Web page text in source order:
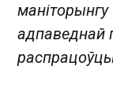
адпаведнай